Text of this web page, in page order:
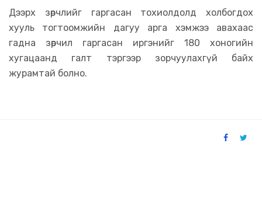
Дээрх зөрчлийг гаргасан тохиолдолд холбогдох
хууль тогтоомжийн дагуу арга хэмжээ авахаас
гадна зөрчил гаргасан иргэнийг 180 хоногийн
хугацаанд галт тэргээр зорчуулахгүй байх
журамтай болно.